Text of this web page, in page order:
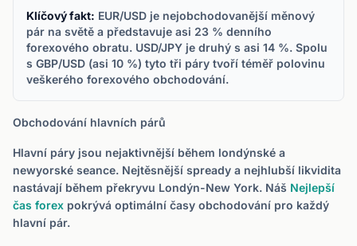
Klíčový fakt: EUR/USD je nejobchodovanější měnový
pár na světě a představuje asi 23 % denního
forexového obratu. USD/JPY je druhý s asi 14 %. Spolu
s GBP/USD (asi 10 %) tyto tři páry tvoří téměř polovinu
veškerého forexového obchodování.
Obchodování hlavních párů
Hlavní páry jsou nejaktivnější během londýnské a
newyorské seance. Nejtěsnější spready a nejhlubší likvidita
nastávají během překryvu Londýn-New York. Náš Nejlepší
čas forex pokrývá optimální časy obchodování pro každý
hlavní pár.